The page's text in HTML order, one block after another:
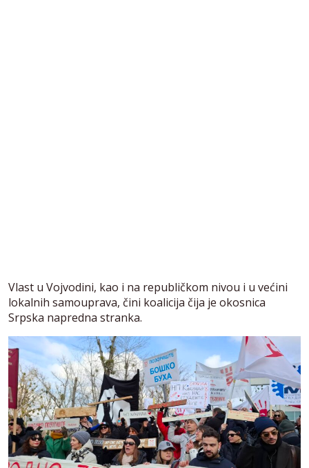
Vlast u Vojvodini, kao i na republičkom nivou i u većini
lokalnih samouprava, čini koalicija čija je okosnica
Srpska napredna stranka.